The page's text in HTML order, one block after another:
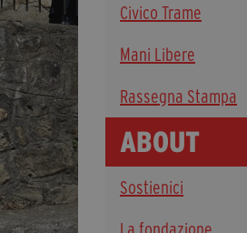
Dona
Fondazione Trame
Chi Siamo
Civico Trame
#Trameascuola
Visioni Civiche
Mostra 3D - Visioni Civiche
Civico Trame
Mani Libere
Rassegna Stampa
ABOUT
Sostienici